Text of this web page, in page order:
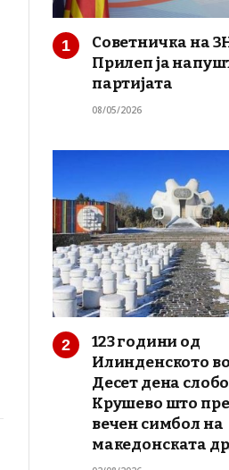
Советничка на
Прилеп ја
партијата
08/05/2026
123 години од
Илинденското
Десет дена
Крушево што
вечен симбол на
македонската